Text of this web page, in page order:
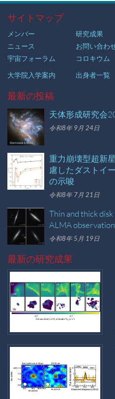
サイトマップ
メンバー 研究成果
ニュース
お問い合わ
宇宙フォーラム
コロキウム
大学院入学案内
出身者一覧
最新の投稿
天体形成研究会
令和8年 9月 24日
重力崩壊型超新
慮したダストイ
の示唆
令和8年 7月 21日
Thin and thick
ALMA
令和8年 5月 19日
最新の研究成果